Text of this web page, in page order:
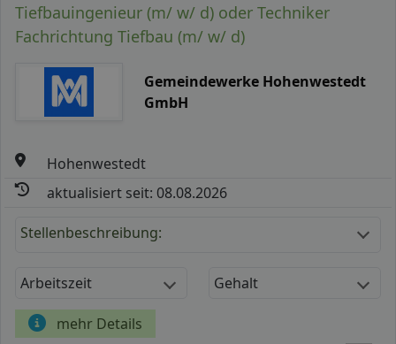
Tiefbauingenieur (m/ w/ d) oder Techniker
Fachrichtung Tiefbau (m/ w/ d)
Gemeindewerke Hohenwestedt
GmbH
Hohenwestedt
aktualisiert seit: 08.08.2026
Stellenbeschreibung:
Arbeitszeit Gehalt
mehr Details